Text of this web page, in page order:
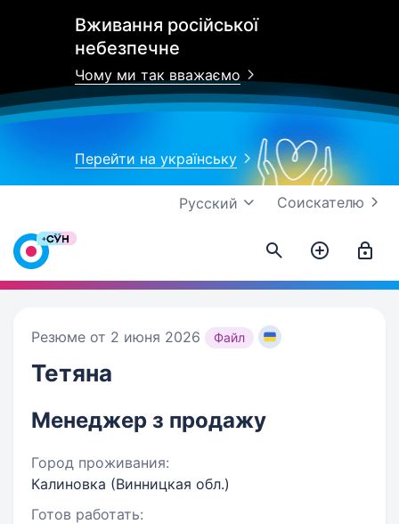
Вживання російської
небезпечне
Чому ми так вважаємо
Перейти на українську
Соискателю
Русский
Резюме от 2 июня 2026 Файл
Тетяна
Менеджер з продажу
Город проживания:
Калиновка (Винницкая обл.)
Готов работать: